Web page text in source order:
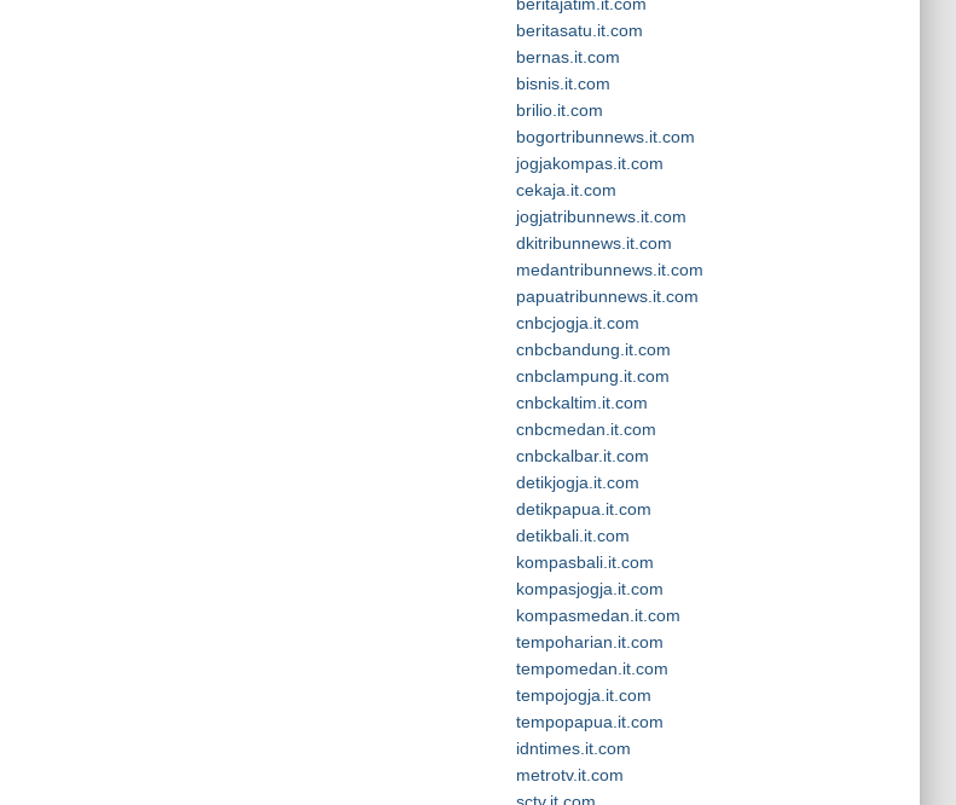
beritasatu.it.com
bernas.it.com
bisnis.it.com
brilio.it.com
bogortribunnews.it.com
jogjakompas.it.com
cekaja.it.com
jogjatribunnews.it.com
dkitribunnews.it.com
medantribunnews.it.com
papuatribunnews.it.com
cnbcjogja.it.com
cnbcbandung.it.com
cnbclampung.it.com
cnbckaltim.it.com
cnbcmedan.it.com
cnbckalbar.it.com
detikjogja.it.com
detikpapua.it.com
detikbali.it.com
kompasbali.it.com
kompasjogja.it.com
kompasmedan.it.com
tempoharian.it.com
tempomedan.it.com
tempojogja.it.com
tempopapua.it.com
idntimes.it.com
metrotv.it.com